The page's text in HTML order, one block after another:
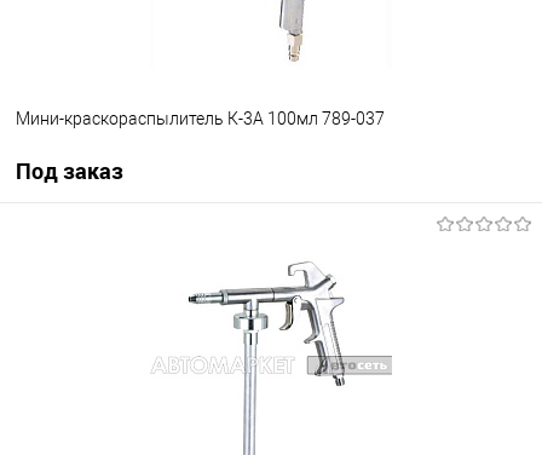
Мини-краскораспылитель К-3А 100мл 789-037
Под заказ
Под заказ